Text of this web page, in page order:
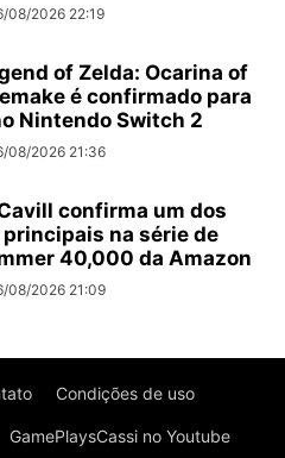
08/2026 22:19
of Zelda: Ocarina of
é confirmado para
Nintendo Switch 2
08/2026 21:36
confirma um dos
na série de
40,000 da Amazon
08/2026 21:09
Condições de uso
GamePlaysCassi no Youtube